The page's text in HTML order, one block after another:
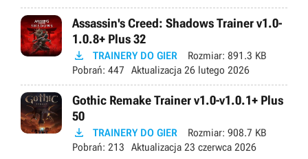
Assassin's Creed: Shadows Trainer v1.0-
1.0.8+ Plus 32
 TRAINERY DO GIER Rozmiar: 891.3 KB
Pobrań: 447 Aktualizacja 26 lutego 2026
Gothic Remake Trainer v1.0-v1.0.1+ Plus
50
 TRAINERY DO GIER Rozmiar: 908.7 KB
Pobrań: 213 Aktualizacja 23 czerwca 2026